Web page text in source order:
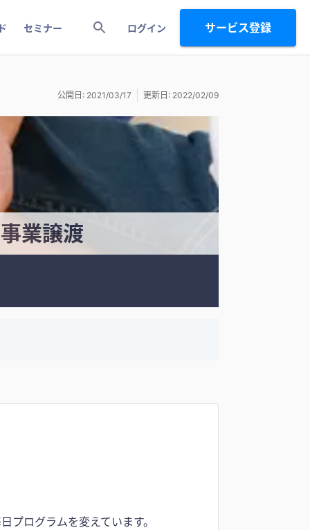
セミナー ログイン サービス登録
公開日: 2021/03/17 更新日: 2022/02/09
業譲渡
プログラムを変えています。